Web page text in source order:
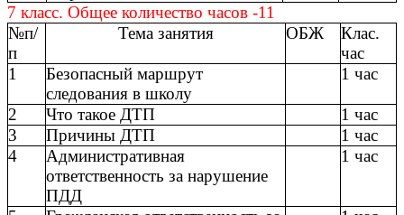
7 класс. Общее количество часов -11
№п/
п
Тема занятия ОБЖ
Клас.
час
1
Безопасный маршрут
следования в школу
1 час
2 Что такое ДТП
1 час
3
Причины ДТП
1 час
4
Административная
ответственность за нарушение
ПДД
1 час